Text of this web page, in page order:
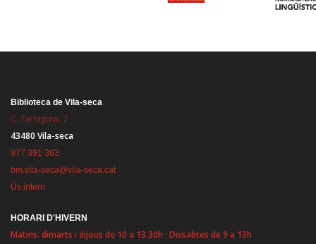
Biblioteca de Vila-seca
C. Tarragona, 7
43480 Vila-seca
977 391 363
bm.vila-seca@vila-seca.cat
Ús intern
HORARI D'HIVERN
Matins: dimarts i dijous de 10 a 13.30h · Dissabtes de 9 a 13h